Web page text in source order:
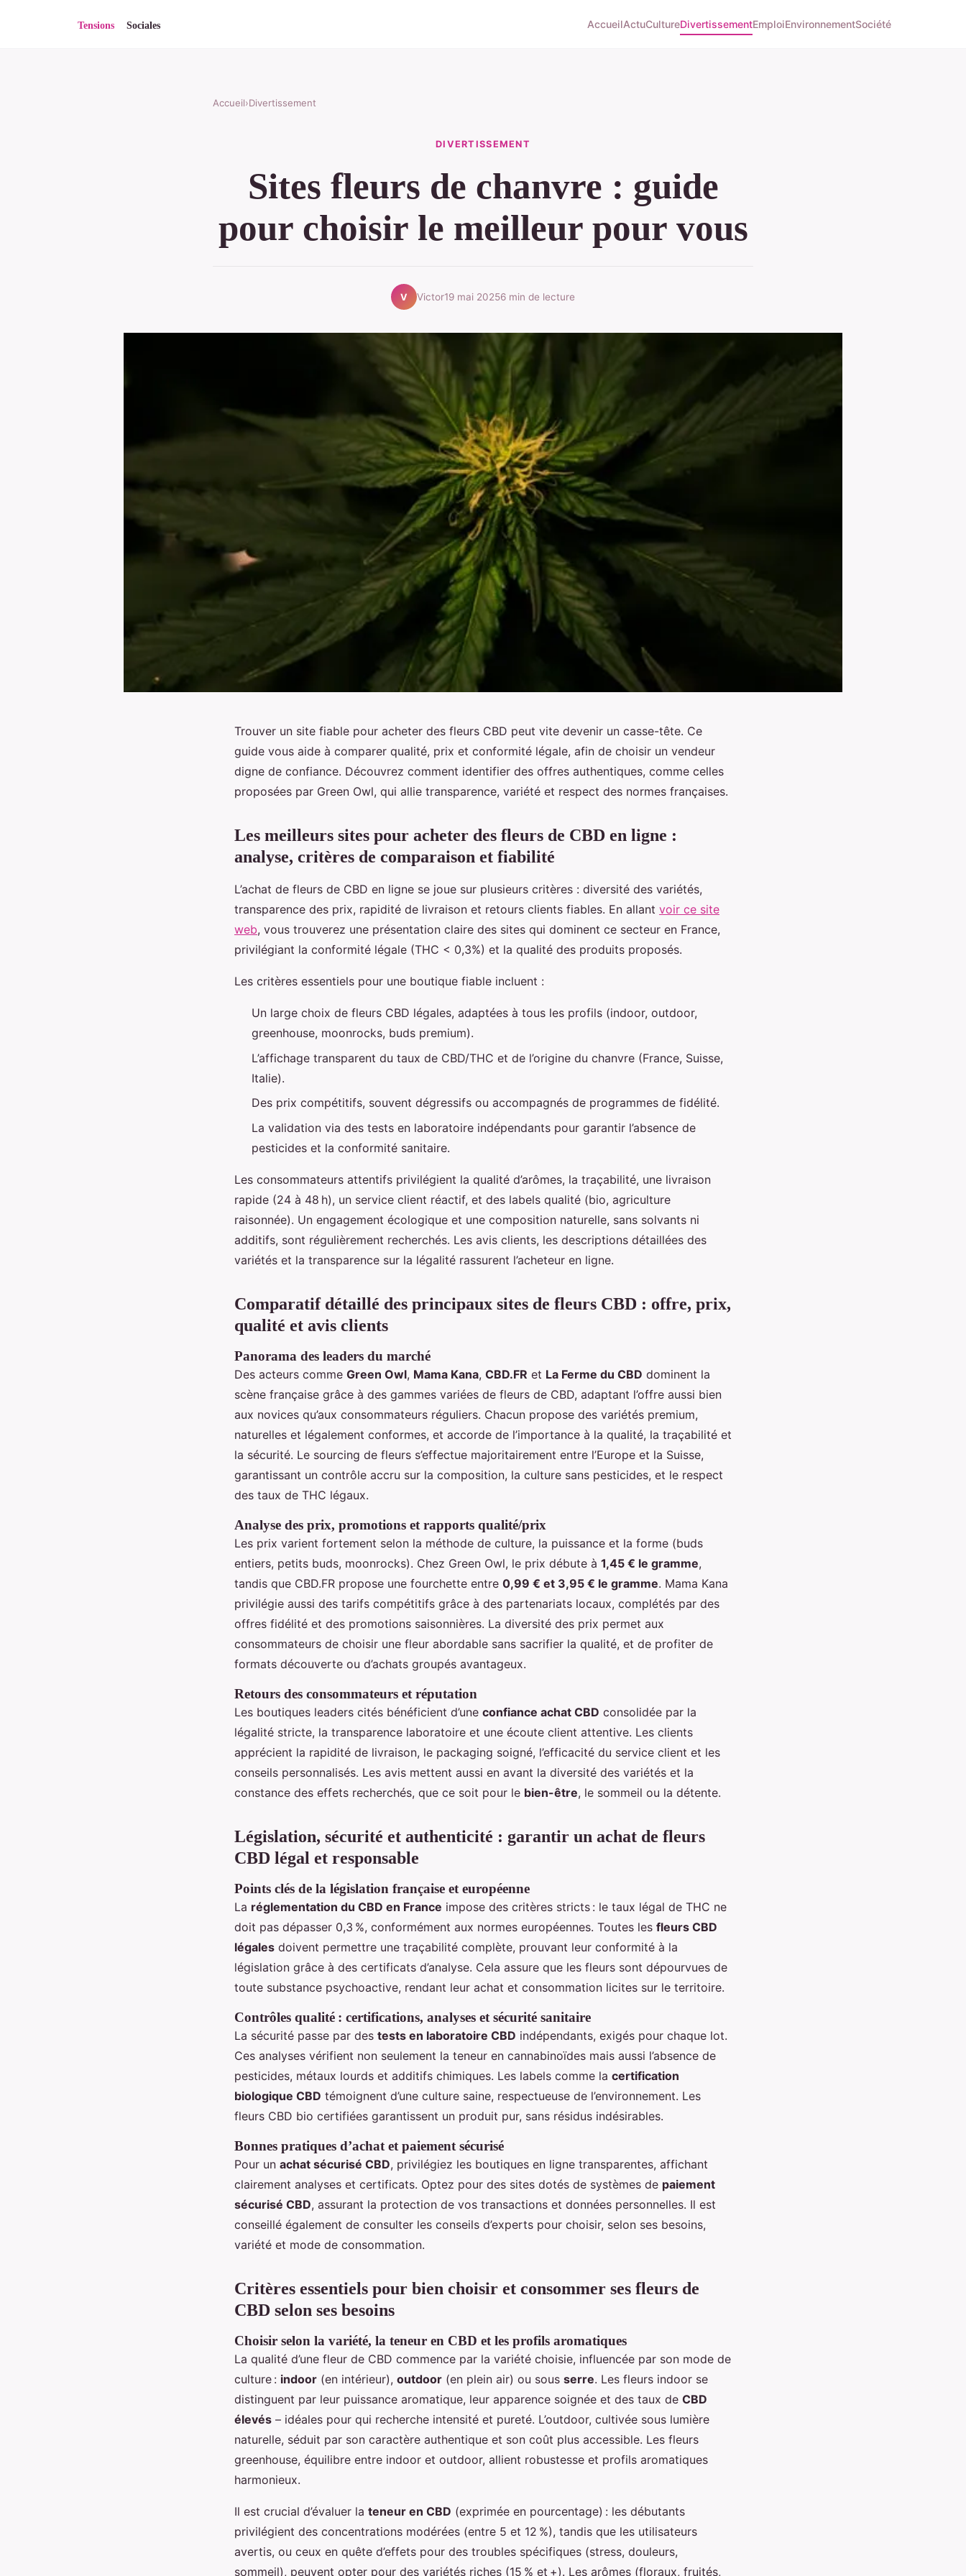
AccueilActuCultureDivertissementEmploiEnvironnementSociété
Accueil›Divertissement
DIVERTISSEMENT
Sites fleurs de chanvre : guide
pour choisir le meilleur pour vous
V Victor19 mai 20256 min de lecture
Trouver un site fiable pour acheter des fleurs CBD peut vite devenir un casse-tête. Ce
guide vous aide à comparer qualité, prix et conformité légale, afin de choisir un vendeur
digne de confiance. Découvrez comment identifier des offres authentiques, comme celles
proposées par Green Owl, qui allie transparence, variété et respect des normes françaises.
Les meilleurs sites pour acheter des fleurs de CBD en ligne :
analyse, critères de comparaison et fiabilité
L’achat de fleurs de CBD en ligne se joue sur plusieurs critères : diversité des variétés,
transparence des prix, rapidité de livraison et retours clients fiables. En allant voir ce site
web, vous trouverez une présentation claire des sites qui dominent ce secteur en France,
privilégiant la conformité légale (THC < 0,3%) et la qualité des produits proposés.
Les critères essentiels pour une boutique fiable incluent :
Un large choix de fleurs CBD légales, adaptées à tous les profils (indoor, outdoor,
greenhouse, moonrocks, buds premium).
L’affichage transparent du taux de CBD/THC et de l’origine du chanvre (France, Suisse,
Italie).
Des prix compétitifs, souvent dégressifs ou accompagnés de programmes de fidélité.
La validation via des tests en laboratoire indépendants pour garantir l’absence de
pesticides et la conformité sanitaire.
Les consommateurs attentifs privilégient la qualité d’arômes, la traçabilité, une livraison
rapide (24 à 48 h), un service client réactif, et des labels qualité (bio, agriculture
raisonnée). Un engagement écologique et une composition naturelle, sans solvants ni
additifs, sont régulièrement recherchés. Les avis clients, les descriptions détaillées des
variétés et la transparence sur la légalité rassurent l’acheteur en ligne.
Comparatif détaillé des principaux sites de fleurs CBD : offre, prix,
qualité et avis clients
Panorama des leaders du marché
Des acteurs comme Green Owl, Mama Kana, CBD.FR et La Ferme du CBD dominent la
scène française grâce à des gammes variées de fleurs de CBD, adaptant l’offre aussi bien
aux novices qu’aux consommateurs réguliers. Chacun propose des variétés premium,
naturelles et légalement conformes, et accorde de l’importance à la qualité, la traçabilité et
la sécurité. Le sourcing de fleurs s’effectue majoritairement entre l’Europe et la Suisse,
garantissant un contrôle accru sur la composition, la culture sans pesticides, et le respect
des taux de THC légaux.
Analyse des prix, promotions et rapports qualité/prix
Les prix varient fortement selon la méthode de culture, la puissance et la forme (buds
entiers, petits buds, moonrocks). Chez Green Owl, le prix débute à 1,45 € le gramme,
tandis que CBD.FR propose une fourchette entre 0,99 € et 3,95 € le gramme. Mama Kana
privilégie aussi des tarifs compétitifs grâce à des partenariats locaux, complétés par des
offres fidélité et des promotions saisonnières. La diversité des prix permet aux
consommateurs de choisir une fleur abordable sans sacrifier la qualité, et de profiter de
formats découverte ou d’achats groupés avantageux.
Retours des consommateurs et réputation
Les boutiques leaders cités bénéficient d’une confiance achat CBD consolidée par la
légalité stricte, la transparence laboratoire et une écoute client attentive. Les clients
apprécient la rapidité de livraison, le packaging soigné, l’efficacité du service client et les
conseils personnalisés. Les avis mettent aussi en avant la diversité des variétés et la
constance des effets recherchés, que ce soit pour le bien-être, le sommeil ou la détente.
Législation, sécurité et authenticité : garantir un achat de fleurs
CBD légal et responsable
Points clés de la législation française et européenne
La réglementation du CBD en France impose des critères stricts : le taux légal de THC ne
doit pas dépasser 0,3 %, conformément aux normes européennes. Toutes les fleurs CBD
légales doivent permettre une traçabilité complète, prouvant leur conformité à la
législation grâce à des certificats d’analyse. Cela assure que les fleurs sont dépourvues de
toute substance psychoactive, rendant leur achat et consommation licites sur le territoire.
Contrôles qualité : certifications, analyses et sécurité sanitaire
La sécurité passe par des tests en laboratoire CBD indépendants, exigés pour chaque lot.
Ces analyses vérifient non seulement la teneur en cannabinoïdes mais aussi l’absence de
pesticides, métaux lourds et additifs chimiques. Les labels comme la certification
biologique CBD témoignent d’une culture saine, respectueuse de l’environnement. Les
fleurs CBD bio certifiées garantissent un produit pur, sans résidus indésirables.
Bonnes pratiques d’achat et paiement sécurisé
Pour un achat sécurisé CBD, privilégiez les boutiques en ligne transparentes, affichant
clairement analyses et certificats. Optez pour des sites dotés de systèmes de paiement
sécurisé CBD, assurant la protection de vos transactions et données personnelles. Il est
conseillé également de consulter les conseils d’experts pour choisir, selon ses besoins,
variété et mode de consommation.
Critères essentiels pour bien choisir et consommer ses fleurs de
CBD selon ses besoins
Choisir selon la variété, la teneur en CBD et les profils aromatiques
La qualité d’une fleur de CBD commence par la variété choisie, influencée par son mode de
culture : indoor (en intérieur), outdoor (en plein air) ou sous serre. Les fleurs indoor se
distinguent par leur puissance aromatique, leur apparence soignée et des taux de CBD
élevés – idéales pour qui recherche intensité et pureté. L’outdoor, cultivée sous lumière
naturelle, séduit par son caractère authentique et son coût plus accessible. Les fleurs
greenhouse, équilibre entre indoor et outdoor, allient robustesse et profils aromatiques
harmonieux.
Il est crucial d’évaluer la teneur en CBD (exprimée en pourcentage) : les débutants
privilégient des concentrations modérées (entre 5 et 12 %), tandis que les utilisateurs
avertis, ou ceux en quête d’effets pour des troubles spécifiques (stress, douleurs,
sommeil), peuvent opter pour des variétés riches (15 % et +). Les arômes (floraux, fruités,